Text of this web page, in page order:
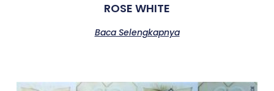
ROSE WHITE
Baca Selengkapnya